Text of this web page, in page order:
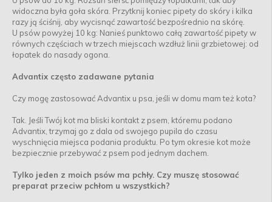
widoczna była goła skóra. Przytknij koniec pipety do skóry i kilka
razy ją ściśnij, aby wycisnąć zawartość bezpośrednio na skórę.
U psów powyżej 10 kg: Nanieś punktowo całą zawartość pipety w
równych częściach w trzech miejscach wzdłuż linii grzbietowej: od
łopatek do nasady ogona.
Advantix często zadawane pytania
Czy mogę zastosować Advantix u psa, jeśli w domu mam też kota?
Tak. Jeśli Twój kot ma bliski kontakt z psem, któremu podano
Advantix, trzymaj go z dala od swojego pupila do czasu
wyschnięcia miejsca podania produktu. Po tym okresie kot może
bezpiecznie przebywać z psem pod jednym dachem.
Tylko jeden z moich psów ma pchły. Czy muszę stosować
preparat przeciw pchłom u wszystkich?